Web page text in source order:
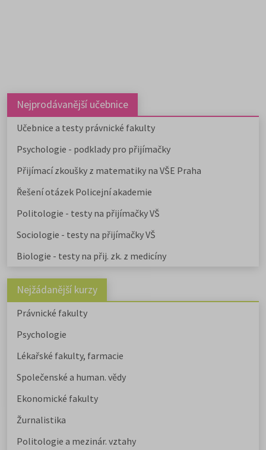
Nejprodávanější učebnice
Učebnice a testy právnické fakulty
Psychologie - podklady pro přijímačky
Přijímací zkoušky z matematiky na VŠE Praha
Řešení otázek Policejní akademie
Politologie - testy na přijímačky VŠ
Sociologie - testy na přijímačky VŠ
Biologie - testy na přij. zk. z medicíny
Nejžádanější kurzy
Právnické fakulty
Psychologie
Lékařské fakulty, farmacie
Společenské a human. vědy
Ekonomické fakulty
Žurnalistika
Politologie a mezinár. vztahy